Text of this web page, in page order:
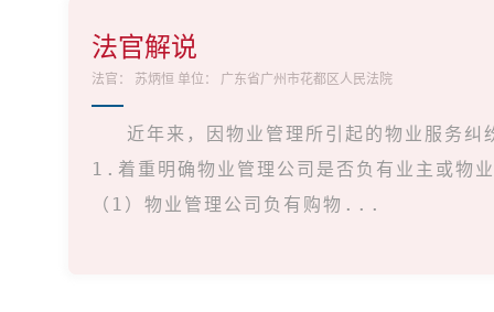
法官解说
法官： 苏炳恒 单位： 广东省广州市花都区人民法院
近年来，因物业管理所引起的物业服务
1.着重明确物业管理公司是否负有业主或物
（1）物业管理公司负有购物...